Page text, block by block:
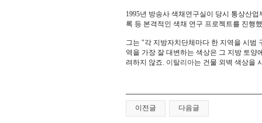
1995년 방송사 색채연구실이 당시 통상산
록 등 본격적인 색채 연구 프로젝트를 진행
그는 "각 지방자치단체마다 한 지역을 시범
역을 가장 잘 대변하는 색상은 그 지방 토양
려하지 않죠. 이탈리아는 건물 외벽 색상을
이전글 다음글